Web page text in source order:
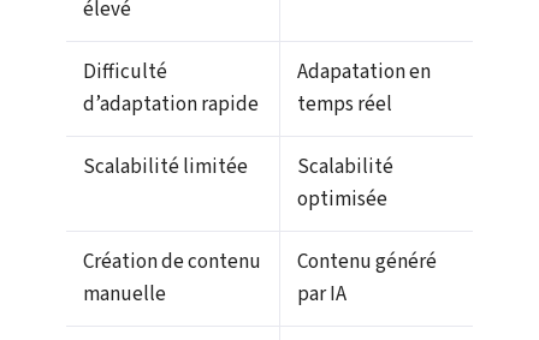
élevé
Difficulté
d’adaptation rapide
Adapatation en
temps réel
Scalabilité limitée
Scalabilité
optimisée
Création de contenu
manuelle
Contenu généré
par IA